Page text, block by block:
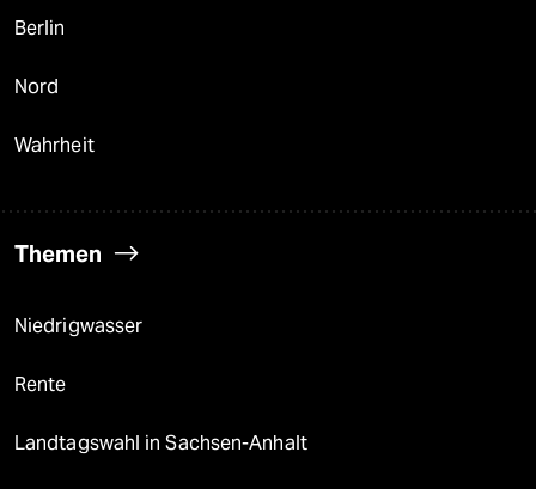
Berlin
Nord
Wahrheit
Themen
Niedrigwasser
Rente
Landtagswahl in Sachsen-Anhalt